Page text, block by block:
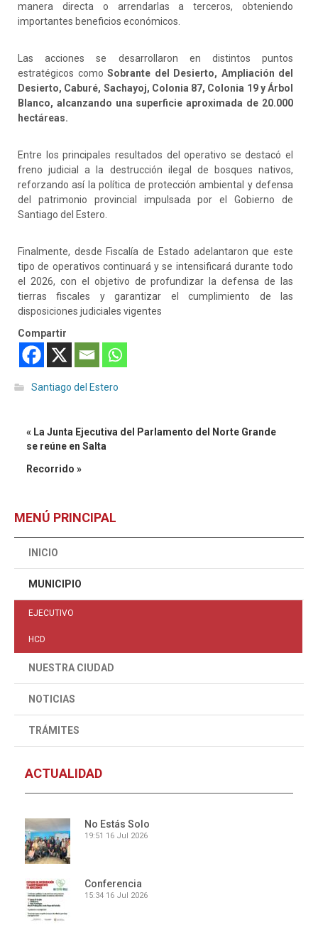
manera directa o arrendarlas a terceros, obteniendo
importantes beneficios económicos.
Las acciones se desarrollaron en distintos puntos
estratégicos como Sobrante del Desierto, Ampliación del
Desierto, Caburé, Sachayoj, Colonia 87, Colonia 19 y Árbol
Blanco, alcanzando una superficie aproximada de 20.000
hectáreas.
Entre los principales resultados del operativo se destacó el
freno judicial a la destrucción ilegal de bosques nativos,
reforzando así la política de protección ambiental y defensa
del patrimonio provincial impulsada por el Gobierno de
Santiago del Estero.
Finalmente, desde Fiscalía de Estado adelantaron que este
tipo de operativos continuará y se intensificará durante todo
el 2026, con el objetivo de profundizar la defensa de las
tierras fiscales y garantizar el cumplimiento de las
disposiciones judiciales vigentes
Compartir
Santiago del Estero
« La Junta Ejecutiva del Parlamento del Norte Grande
se reúne en Salta
Recorrido »
MENÚ PRINCIPAL
INICIO
MUNICIPIO
EJECUTIVO
HCD
NUESTRA CIUDAD
NOTICIAS
TRÁMITES
ACTUALIDAD
No Estás Solo
19:51 16 Jul 2026
Conferencia
15:34 16 Jul 2026